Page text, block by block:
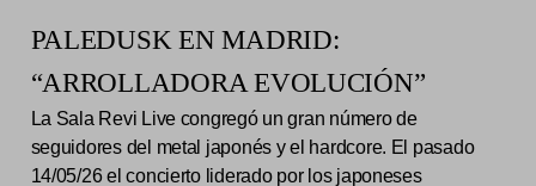
PALEDUSK EN MADRID:
“ARROLLADORA EVOLUCIÓN”
La Sala Revi Live congregó un gran número de
seguidores del metal japonés y el hardcore. El pasado
14/05/26 el concierto liderado por los japoneses